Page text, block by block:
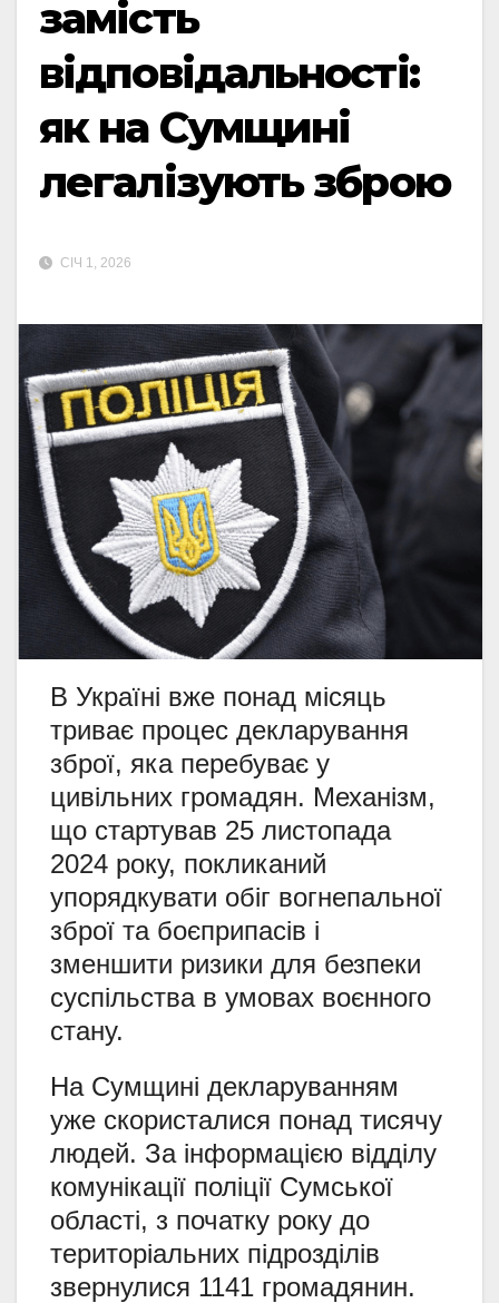
замість
відповідальності:
як на Сумщині
легалізують зброю
СІЧ 1, 2026
В Україні вже понад місяць
триває процес декларування
зброї, яка перебуває у
цивільних громадян. Механізм,
що стартував 25 листопада
2024 року, покликаний
упорядкувати обіг вогнепальної
зброї та боєприпасів і
зменшити ризики для безпеки
суспільства в умовах воєнного
стану.
На Сумщині декларуванням
уже скористалися понад тисячу
людей. За інформацією відділу
комунікації поліції Сумської
області, з початку року до
територіальних підрозділів
звернулися 1141 громадянин.